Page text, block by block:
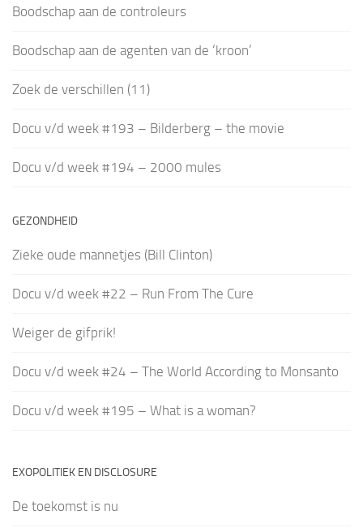
Boodschap aan de controleurs
Boodschap aan de agenten van de ‘kroon’
Zoek de verschillen (11)
Docu v/d week #193 – Bilderberg – the movie
Docu v/d week #194 – 2000 mules
GEZONDHEID
Zieke oude mannetjes (Bill Clinton)
Docu v/d week #22 – Run From The Cure
Weiger de gifprik!
Docu v/d week #24 – The World According to Monsanto
Docu v/d week #195 – What is a woman?
EXOPOLITIEK EN DISCLOSURE
De toekomst is nu